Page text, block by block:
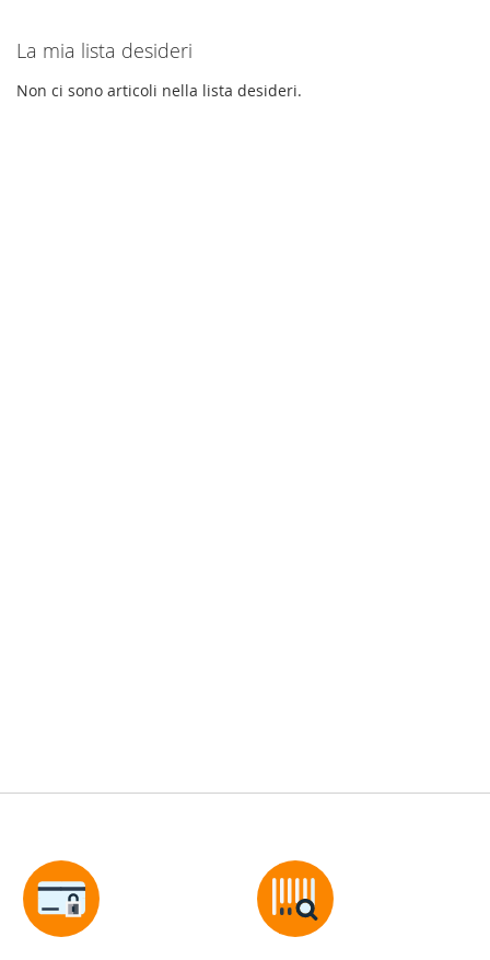
La mia lista desideri
Non ci sono articoli nella lista desideri.